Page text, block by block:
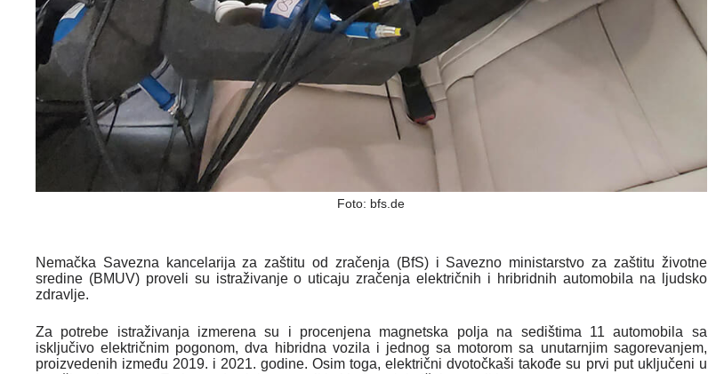
Foto: bfs.de
Nemačka Savezna kancelarija za zaštitu od zračenja (BfS) i Savezno ministarstvo za zaštitu životne
sredine (BMUV) proveli su istraživanje o uticaju zračenja električnih i hribridnih automobila na ljudsko
zdravlje.
Za potrebe istraživanja izmerena su i procenjena magnetska polja na sedištima 11 automobila sa
isključivo električnim pogonom, dva hibridna vozila i jednog sa motorom sa unutarnjim sagorevanjem,
proizvedenih između 2019. i 2021. godine. Osim toga, električni dvotočkaši takođe su prvi put uključeni u